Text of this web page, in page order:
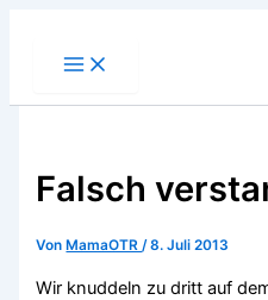
Falsch
Von MamaOTR/8. Juli 2013
Wir knuddeln zu dritt auf